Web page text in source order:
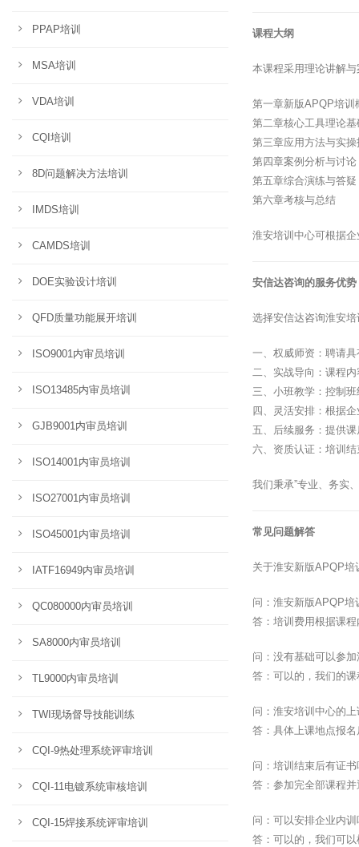
课程大纲
本课程采用理论讲解
第一章新版APQP培训
第二章核心工具理论基
第三章应用方法与实操
第四章案例分析与讨论
第五章综合演练与答疑
第六章考核与总结
淮安培训中心可根据
安信达咨询的服务优势
选择安信达咨询淮安
一、权威师资：聘请
二、实战导向：课程
三、小班教学：控制
四、灵活安排：根据
五、后续服务：提供
六、资质认证：培训
我们秉承”专业、务实
常见问题解答
关于淮安新版APQP培
问：淮安新版APQP
答：培训费用根据课
问：没有基础可以参
答：可以的，我们的
问：淮安培训中心的
答：具体上课地点报
问：培训结束后有证书
答：参加完全部课程
问：可以安排企业内训
答：可以的，我们可
PPAP培训
MSA培训
VDA培训
CQI培训
8D问题解决方法培训
IMDS培训
CAMDS培训
DOE实验设计培训
QFD质量功能展开培训
ISO9001内审员培训
ISO13485内审员培训
GJB9001内审员培训
ISO14001内审员培训
ISO27001内审员培训
ISO45001内审员培训
IATF16949内审员培训
QC080000内审员培训
SA8000内审员培训
TL9000内审员培训
TWI现场督导技能训练
CQI-9热处理系统评审培训
CQI-11电镀系统审核培训
CQI-15焊接系统评审培训